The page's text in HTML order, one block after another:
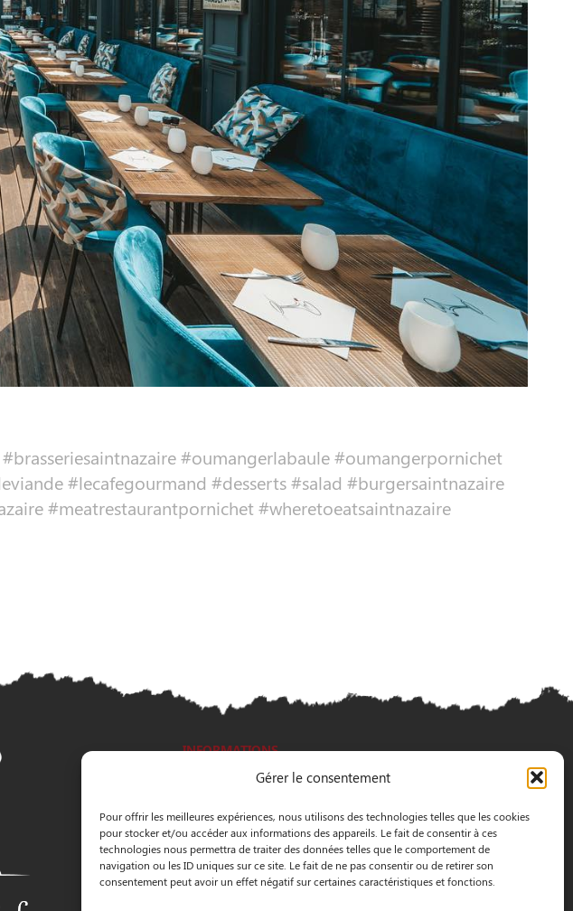
Gérer le consentement
Pour offrir les meilleures expériences, nous utilisons des technologies telles que les cookies
pour stocker et/ou accéder aux informations des appareils. Le fait de consentir à ces
technologies nous permettra de traiter des données telles que le comportement de
navigation ou les ID uniques sur ce site. Le fait de ne pas consentir ou de retirer son
consentement peut avoir un effet négatif sur certaines caractéristiques et fonctions.
#oumangerlabaule #oumangerpornichet
#lecafegourmand #desserts #salad #burgersaintnazaire
#meatrestaurantpornichet #wheretoeatsaintnazaire
INFORMATIONS
3 Pass. Henri Gautier, 44600 Saint-Nazaire
02 40 22 09 91